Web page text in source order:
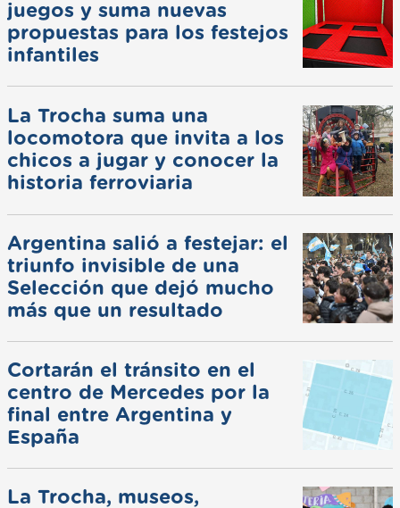
juegos y suma nuevas
propuestas para los festejos
infantiles
La Trocha suma una
locomotora que invita a los
chicos a jugar y conocer la
historia ferroviaria
Argentina salió a festejar: el
triunfo invisible de una
Selección que dejó mucho
más que un resultado
Cortarán el tránsito en el
centro de Mercedes por la
final entre Argentina y
España
La Trocha, museos,